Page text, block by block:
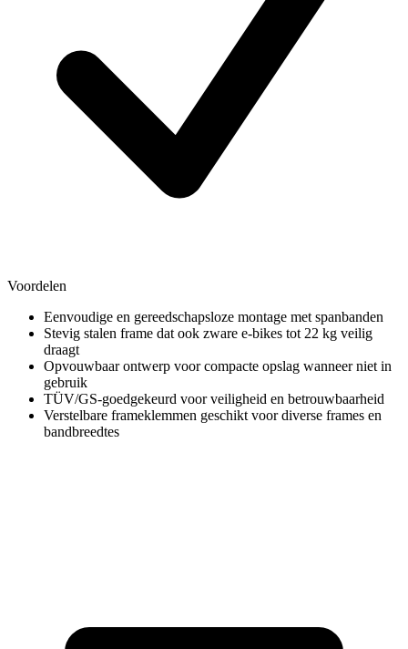
Voordelen
Eenvoudige en gereedschapsloze montage met spanbanden
Stevig stalen frame dat ook zware e-bikes tot 22 kg veilig
draagt
Opvouwbaar ontwerp voor compacte opslag wanneer niet in
gebruik
TÜV/GS-goedgekeurd voor veiligheid en betrouwbaarheid
Verstelbare frameklemmen geschikt voor diverse frames en
bandbreedtes